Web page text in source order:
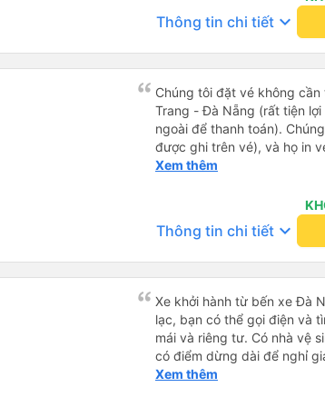
quá nhanh, chọn dễ dàng
sửa, dẫn đến nguy cơ bị
Điểm cộng: Xe xuất bến và
ký. Nhân viên chuyên
sao cho cả app Vexere và
triển để mang lại trải
qua Vexere và có vị trí xe
phải tìm kiếm xung quanh
đề của bến xe Đà Lạt
bảng thông tin), chứ không
Thông tin chi tiết keyboard_arrow_down
Chúng tôi đặt vé không
Trang - Đà Nẵng (rất tiện
ngoài để thanh toán).
được ghi trên vé), và họ in
tôi cũng quyết định mua vé
buýt nhỏ đến điểm hẹn,
Tôi khuyên bạn nên mang
mỏng, vì thỉnh thoảng trời
từ Đà Nẵng (bến xe Đà
loại xe buýt khác với ba
nhưng vẫn khá thoải mái và
đi 8-10 tiếng ngồi một chỗ.
Trang và sau đó được đưa
cũng vận chuyển hàng hóa
Xem thêm
Thông tin chi tiết keyboard_arrow_down
Xe khởi hành từ bến xe Đà
lạc, bạn có thể gọi điện và
mái và riêng tư. Có nhà vệ
có điểm dừng dài để nghỉ
tuyệt vời.
Xem thêm